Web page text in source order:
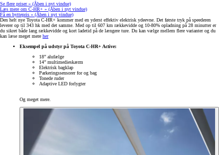
Se flere priser » (Åben i nyt vindue)
Læs mere om C-HR+ » (Åben i nyt vindue)
Få en byttepris » (Åben i nyt vindue)
Den helt nye Toyota C-HR+ kommer med en yderst effektiv elektrisk ydeevne. Det første tryk på speederen
leverer op til 343 hk med det samme. Med op til 607 km rækkevidde og 10-80% opladning på 28 minutter er
du sikret både lang rækkevidde og kort ladetid på de længere ture. Du kan vælge mellem flere varianter og du
kan læse meget mere her
Eksempel på udstyr på Toyota C-HR+ Active:
18” alufælge
14” multimedieskærm
Elektrisk bagklap
Parkeringssensorer for og bag
Tonede ruder
Adaptive LED forlygter
Og meget mere.